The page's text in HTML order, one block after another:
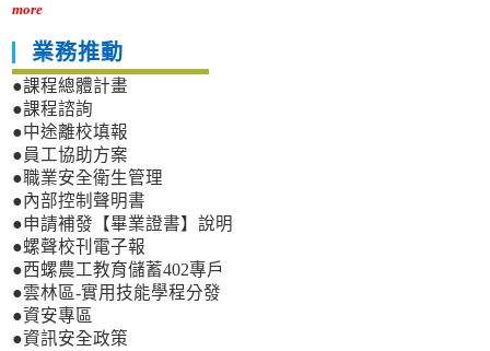
more
業務推動
●課程總體計畫
●課程諮詢
●中途離校填報
●員工協助方案
●職業安全衛生管理
●內部控制聲明書
●申請補發【畢業證書】說明
●螺聲校刊電子報
●西螺農工教育儲蓄402專戶
●雲林區-實用技能學程分發
●資安專區
●資訊安全政策